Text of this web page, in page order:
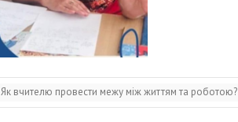
Як вчителю провести межу між життям та роботою?